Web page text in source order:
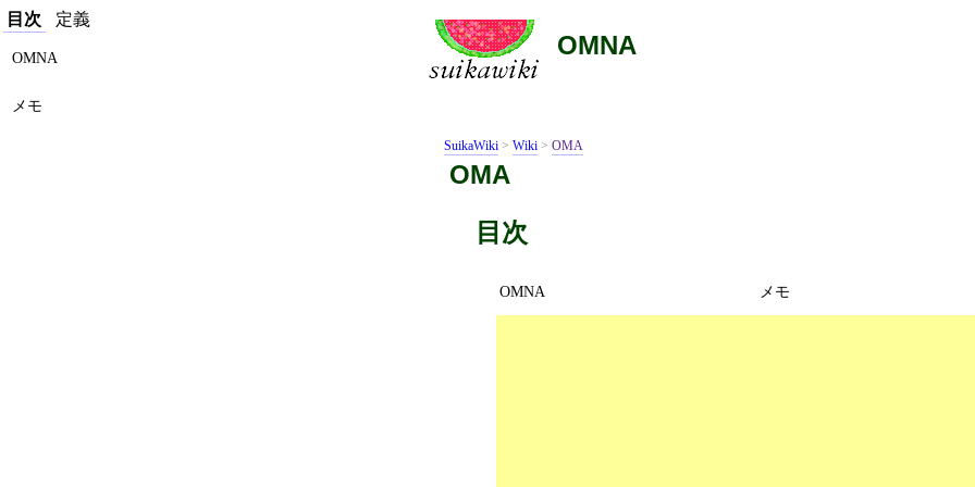
OMNA
SuikaWiki > Wiki > OMA
OMA
目次
OMNA メモ
目次 定義
OMNA
メモ